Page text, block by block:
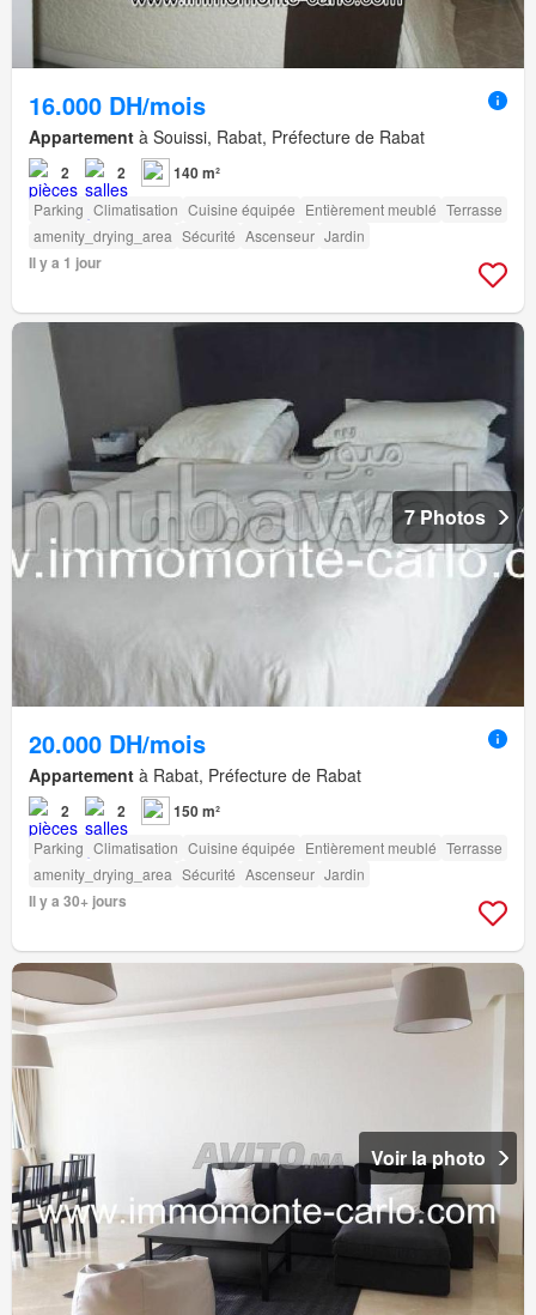
16.000 DH/mois
Appartement à Souissi, Rabat, Préfecture de Rabat
2 2 140 m²
Parking Climatisation Cuisine équipée Entièrement meublé Terrasse
amenity_drying_area Sécurité Ascenseur Jardin
Il y a 1 jour
7 Photos
20.000 DH/mois
Appartement à Rabat, Préfecture de Rabat
2 2 150 m²
Parking Climatisation Cuisine équipée Entièrement meublé Terrasse
amenity_drying_area Sécurité Ascenseur Jardin
Il y a 30+ jours
Voir la photo